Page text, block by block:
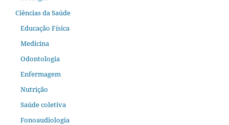
Ciências da Saúde
Educação Física
Medicina
Odontologia
Enfermagem
Nutrição
Saúde coletiva
Fonoaudiologia